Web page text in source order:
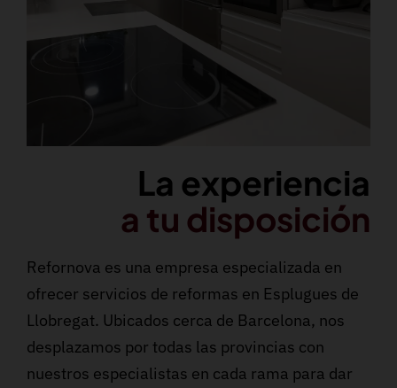
La experiencia
a tu disposición
Refornova es una empresa especializada en
ofrecer servicios de reformas en Esplugues de
Llobregat. Ubicados cerca de Barcelona, nos
desplazamos por todas las provincias con
nuestros especialistas en cada rama para dar